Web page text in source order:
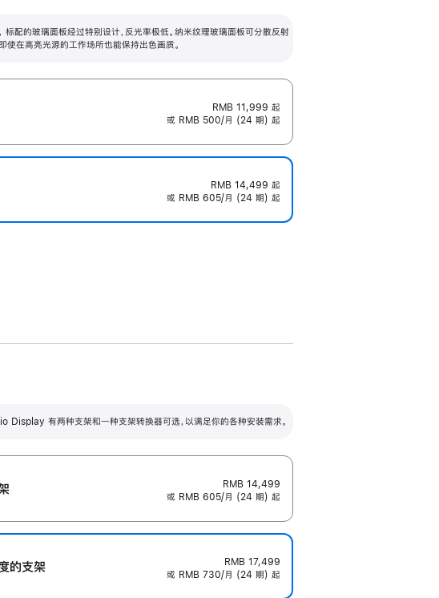
画质。
标配的玻璃面板经过特别设计，反光率极低。纳米纹理玻璃面板可分散反射
使在高亮光源的工作场所也能保持出色画质。
RMB 11,999 起
或 RMB 500/月 (24 期) 起
RMB 14,499 起
或 RMB 605/月 (24 期) 起
毫米的高度调节范围。
Display 有两种支架和一种支架转换器可选，以满足你的各种安装需求。
RMB 14,499
或 RMB 605/月 (24 期) 起
的支‍架
RMB 17,499
或 RMB 730/月 (24 期) 起